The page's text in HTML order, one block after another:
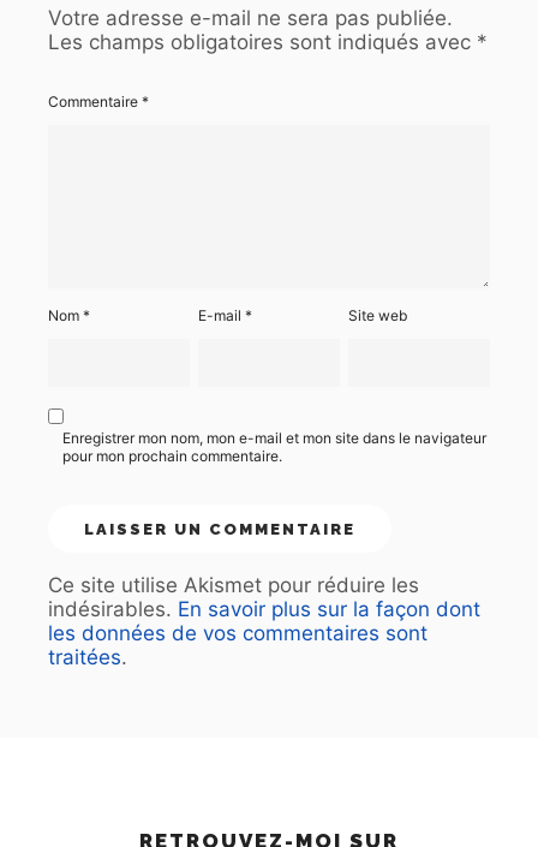
Votre adresse e-mail ne sera pas publiée.
Les champs obligatoires sont indiqués avec *
Commentaire *
Nom * E-mail* Site web
Enregistrer mon nom, mon e-mail et mon site dans le navigateur
pour mon prochain commentaire.
Ce site utilise Akismet pour réduire les
indésirables. En savoir plus sur la façon dont
les données de vos commentaires sont
traitées.
RETROUVEZ-MOI SUR